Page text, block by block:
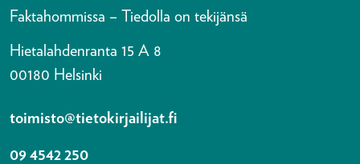
Faktahommissa – Tiedolla on tekijänsä
Hietalahdenranta 15 A 8
00180 Helsinki
toimisto@tietokirjailijat.fi
09 4542 250